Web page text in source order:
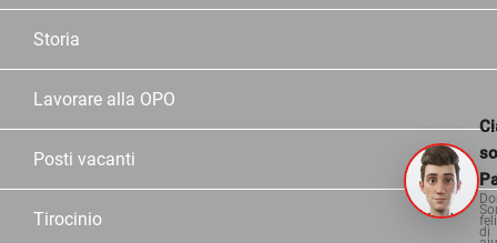
Storia
Lavorare alla OPO
Posti vacanti
Tirocinio
di